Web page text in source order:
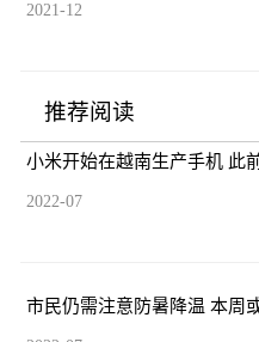
2021-12
推荐阅读
小米开始在越南生产手机 此
2022-07
市民仍需